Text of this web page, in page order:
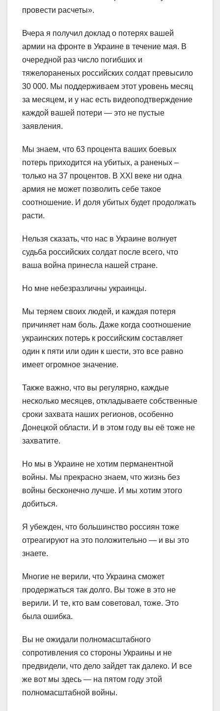
провести расчеты».
Вчера я получил доклад о потерях вашей
армии на фронте в Украине в течение мая. В
очередной раз число погибших и
тяжелораненых российских солдат превысило
30 000. Мы поддерживаем этот уровень месяц
за месяцем, и у нас есть видеоподтверждение
каждой вашей потери — это не пустые
заявления.
Мы знаем, что 63 процента ваших боевых
потерь приходится на убитых, а раненых –
только на 37 процентов. В XXI веке ни одна
армия не может позволить себе такое
соотношение. И доля убитых будет продолжать
расти.
Нельзя сказать, что нас в Украине волнует
судьба российских солдат после всего, что
ваша война принесла нашей стране.
Но мне небезразличны украинцы.
Мы теряем своих людей, и каждая потеря
причиняет нам боль. Даже когда соотношение
украинских потерь к российским составляет
один к пяти или один к шести, это все равно
имеет огромное значение.
Также важно, что вы регулярно, каждые
несколько месяцев, откладываете собственные
сроки захвата наших регионов, особенно
Донецкой области. И в этом году вы её тоже не
захватите.
Но мы в Украине не хотим перманентной
войны. Мы прекрасно знаем, что жизнь без
войны бесконечно лучше. И мы хотим этого
добиться.
Я убежден, что большинство россиян тоже
отреагируют на это положительно — и вы это
знаете.
Многие не верили, что Украина сможет
продержаться так долго. Вы тоже в это не
верили. И те, кто вам советовал, тоже. Это
была ошибка.
Вы не ожидали полномасштабного
сопротивления со стороны Украины и не
предвидели, что дело зайдет так далеко. И все
же вот мы здесь — на пятом году этой
полномасштабной войны.